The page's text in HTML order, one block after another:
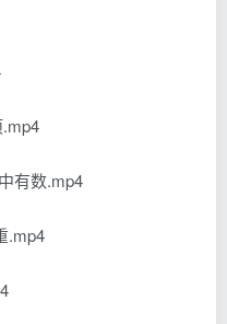
有数.mp4
.mp4